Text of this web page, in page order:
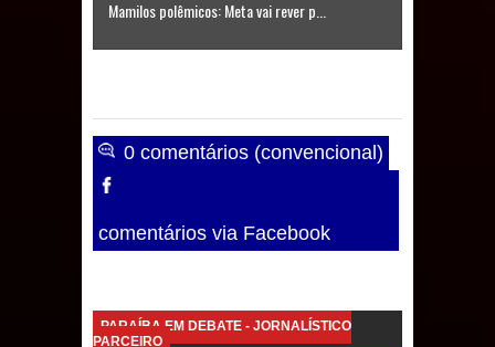
Mamilos polêmicos: Meta vai rever p...
0 comentários (convencional)
comentários via Facebook
PARAÍBA EM DEBATE - JORNALÍSTICO
PARCEIRO